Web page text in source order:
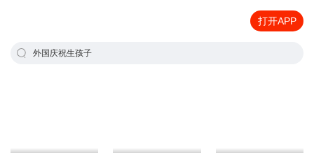
打开APP
外国庆祝生孩子